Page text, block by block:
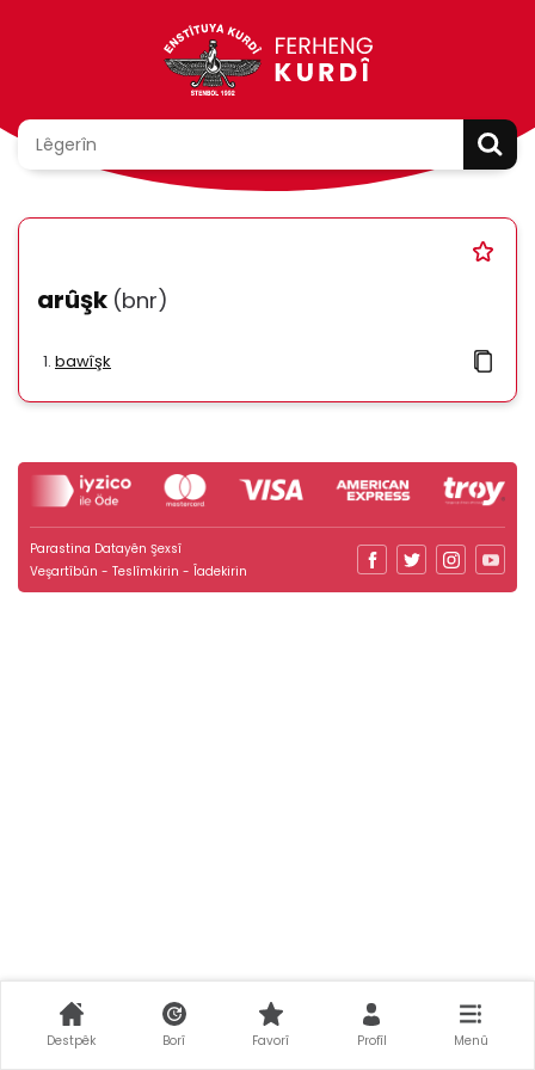
arûşk (bnr)
bawîşk
Parastina Datayên Şexsî
Veşartîbûn - Teslîmkirin - Îadekirin
Destpêk Borî Favorî Profîl Menû